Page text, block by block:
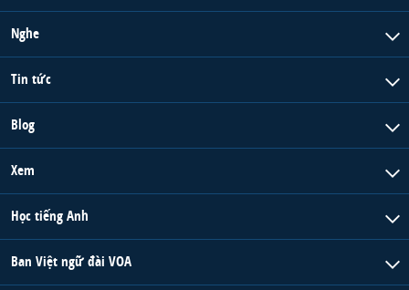
Nghe
Tin tức
Blog
Xem
Học tiếng Anh
Ban Việt ngữ đài VOA